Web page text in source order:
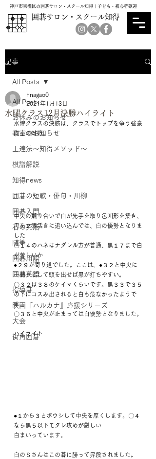
囲碁サロン・スクール知得
神戸市東灘区の囲碁サロン・スクール知得｜子ども・初心者歓迎
記事
All Posts
お休みのお知らせ
教室のお知らせ
上達法～知得メソッド～
棋譜解説
知得news
囲碁の短歌・俳句・川柳
囲碁入門
石の死活
随筆
囲碁用語
囲碁英語
指導碁
映画『ハルカナ』応援シリーズ
大会
街角囲碁
All Posts
水曜クラス12月決勝ハイライト
hnagao0
2021年1月13日
水曜クラスの決勝は、クラスでトップを争う強豪
同士の対戦。
中央の競り合いで白が先手を取り包囲形を築き、
黒を２眼活きに追い込んでは、白の優勢となりま
した
〇１４のハネはナダレル方が普通、黒１７まで白
が苦しいか
●２９が寄り道でした。ここは、●３２と中央に
一間トビして頭を出せば黒が打ちやすい。
〇３２は３８のケイマくらいです。黒３３で３５
の下にコスみ出されると白も危なかったようで
す。
〇３６と中央が止まっては白優勢となりました。
ハイライト
●１から３とボウシして中央を厚くします。〇４
なら黒５以下モタレ攻めが厳しい
白まいっています。
白のＳさんはこの碁に勝って昇段されました。